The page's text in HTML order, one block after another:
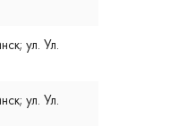
ул. Ул.
ул. Ул.